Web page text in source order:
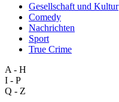
Gesellschaft und Kultur
Comedy
Nachrichten
Sport
True Crime
A - H
I - P
Q - Z